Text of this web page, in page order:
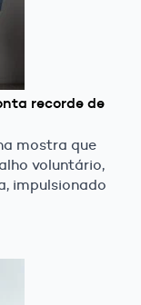
recorde de
mostra que
voluntário,
impulsionado